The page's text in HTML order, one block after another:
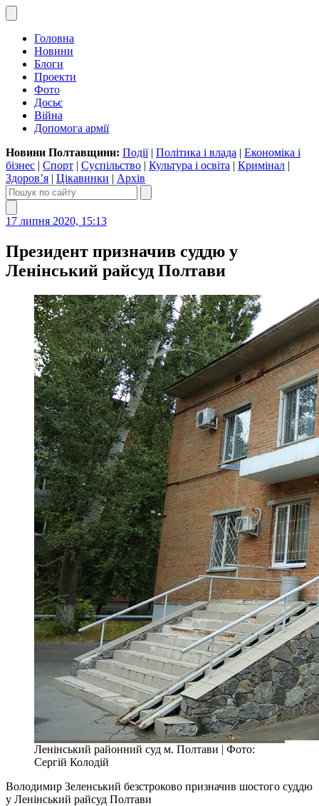
Головна
Новини
Блоги
Проекти
Фото
Досьє
Війна
Допомога армії
Новини Полтавщини: Події| Політика і влада | Економіка і
бізнес | Спорт | Суспільство | Культура і освіта | Кримінал |
Здоров’я | Цікавинки | Архів
17 липня 2020, 15:13
Президент призначив суддю у
Ленінський райсуд Полтави
Ленінський районний суд м. Полтави | Фото:
Сергій Колодій
Володимир Зеленський безстроково призначив шостого суддю
у Ленінський райсуд Полтави